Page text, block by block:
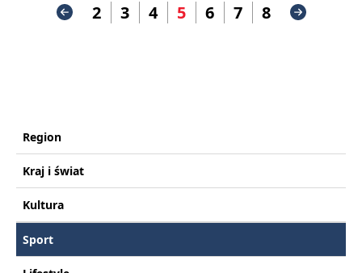
2 3 4 5 6 7 8
Region
Kraj i świat
Kultura
Sport